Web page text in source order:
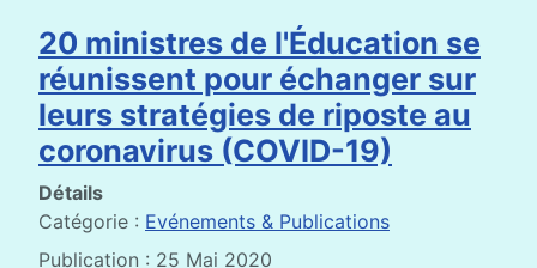
20 ministres de l'Éducation se
réunissent pour échanger sur
leurs stratégies de riposte au
coronavirus (COVID-19)
Détails
Catégorie : Evénements & Publications
Publication : 25 Mai 2020